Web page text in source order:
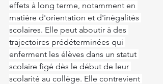
effets à long terme, notamment en
matière d'orientation et d'inégalités
scolaires. Elle peut aboutir à des
trajectoires prédéterminées qui
enferment les élèves dans un statut
scolaire figé dès le début de leur
scolarité au collège. Elle contrevient